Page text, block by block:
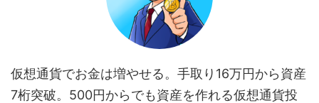
仮想通貨でお金は増やせる。手取り16万円から資産
7桁突破。500円からでも資産を作れる仮想通貨投